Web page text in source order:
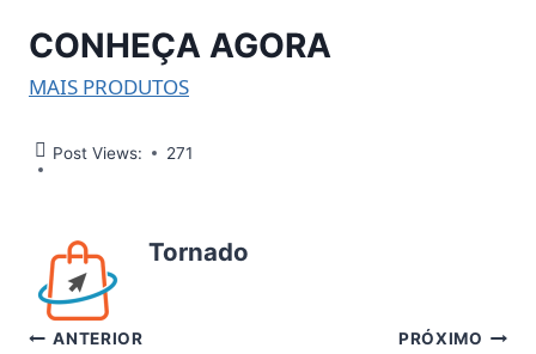
CONHEÇA AGORA
MAIS PRODUTOS
Post Views: 271
Tornado
ANTERIOR PRÓXIMO